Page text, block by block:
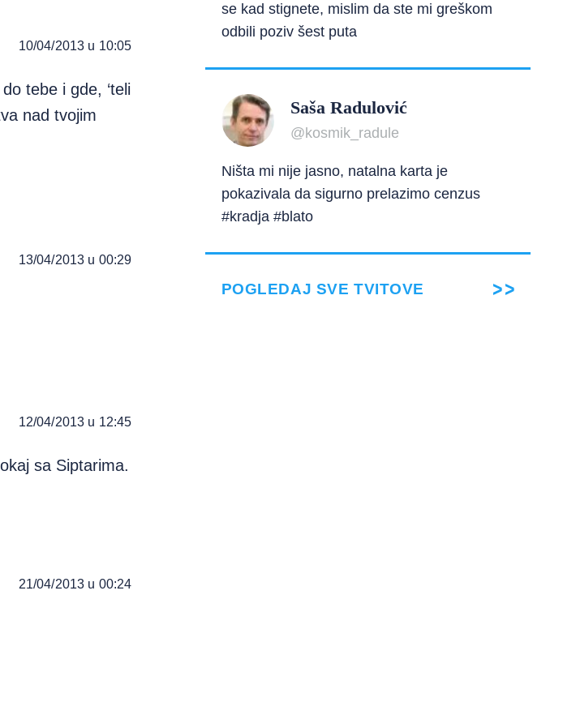
10/04/2013 u 10:05
tebe i gde, ‘teli
nad tvojim
13/04/2013 u 00:29
12/04/2013 u 12:45
sa Siptarima.
21/04/2013 u 00:24
se kad stignete, mislim da ste mi greškom
odbili poziv šest puta
Saša Radulović
@kosmik_radule
Ništa mi nije jasno, natalna karta je
pokazivala da sigurno prelazimo cenzus
#kradja #blato
POGLEDAJ SVE TVITOVE